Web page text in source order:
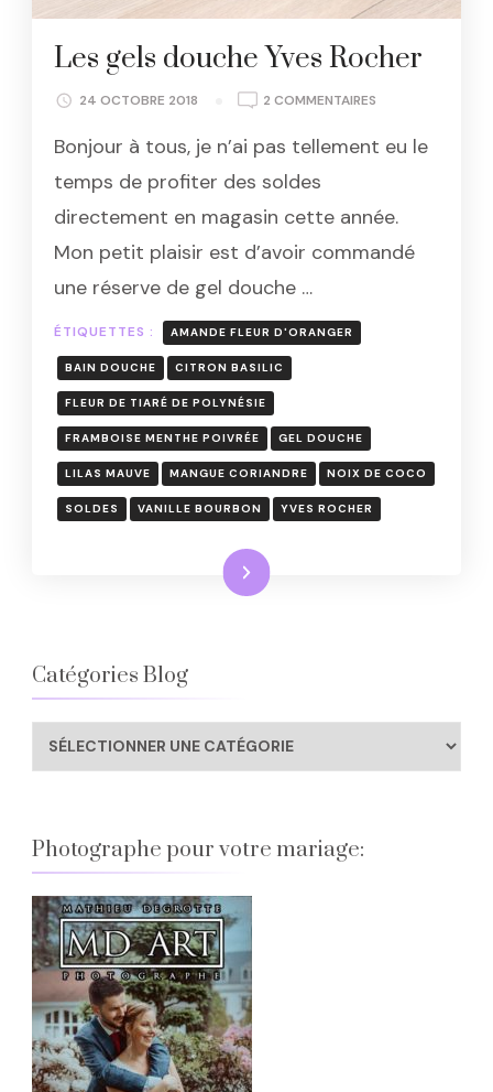
Les gels douche Yves Rocher
24 OCTOBRE 2018 2 COMMENTAIRES
GELS
ROCHER
Bonjour à tous, je n’ai pas tellement eu le
temps de profiter des soldes
directement en magasin cette année.
Mon petit plaisir est d’avoir commandé
une réserve de gel douche …
ÉTIQUETTES : AMANDE FLEUR D'ORANGER
BAIN DOUCHE CITRON BASILIC
FLEUR DE TIARÉ DE POLYNÉSIE
FRAMBOISE MENTHE POIVRÉE GEL DOUCHE
LILAS MAUVE MANGUE CORIANDRE NOIX DE COCO
SOLDES VANILLE BOURBON YVES ROCHER
Lire la suite
Catégories Blog
Catégories
Blog
Photographe pour votre mariage: